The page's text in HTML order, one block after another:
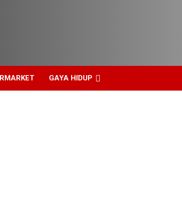
GAYA HIDUP